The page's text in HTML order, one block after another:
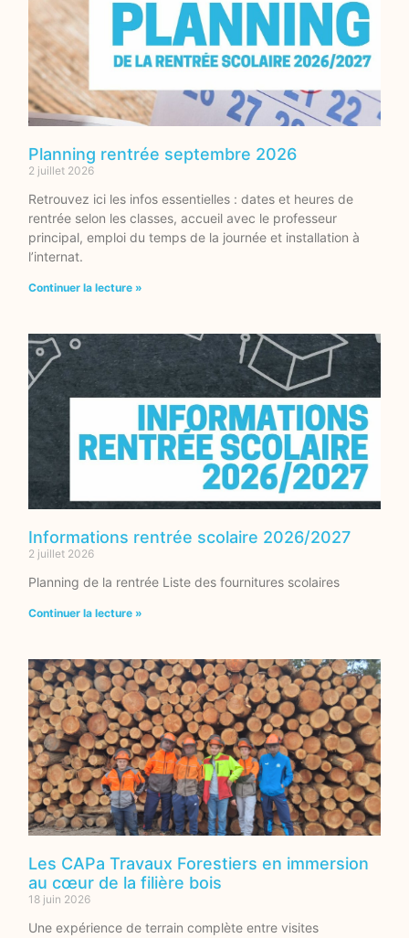
Planning rentrée septembre 2026
2 juillet 2026
Retrouvez ici les infos essentielles : dates et heures de
rentrée selon les classes, accueil avec le professeur
principal, emploi du temps de la journée et installation à
l’internat.
Continuer la lecture »
Informations rentrée scolaire 2026/2027
2 juillet 2026
Planning de la rentrée Liste des fournitures scolaires
Continuer la lecture »
Les CAPa Travaux Forestiers en immersion
au cœur de la filière bois
18 juin 2026
Une expérience de terrain complète entre visites